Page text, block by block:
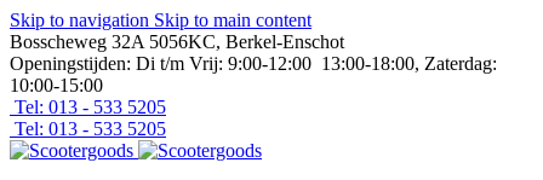
Skip to navigation Skip to main content
Bosscheweg 32A 5056KC, Berkel-Enschot
Openingstijden: Di t/m Vrij: 9:00-12:00 13:00-18:00, Zaterdag:
10:00-15:00
Tel: 013 - 533 5205
Tel: 013 - 533 5205